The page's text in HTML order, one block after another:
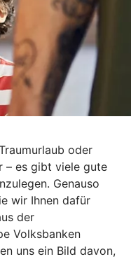
oder
– es gibt viele gute
Genauso
wir Ihnen dafür
der
Volksbanken
uns ein Bild davon,